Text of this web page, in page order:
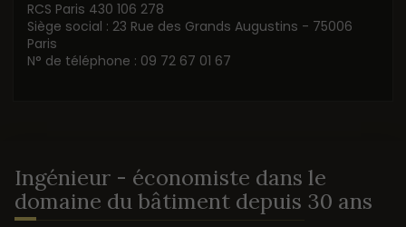
RCS Paris 430 106 278
Siège social : 23 Rue des Grands Augustins - 75006
Paris
N° de téléphone : 09 72 67 01 67
Ingénieur - économiste dans le
domaine du bâtiment depuis 30 ans